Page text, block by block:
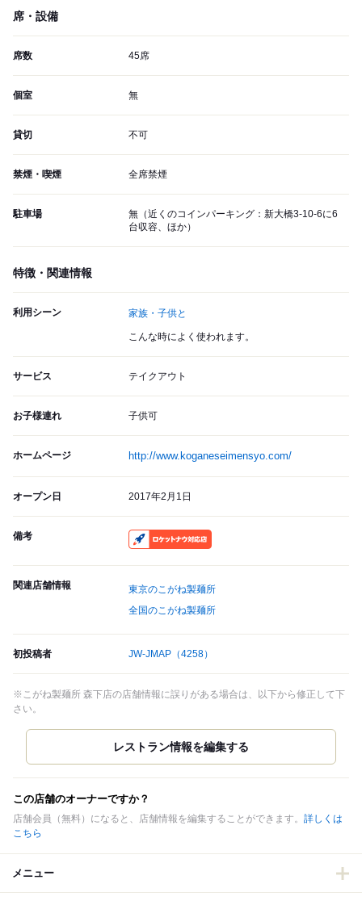
席・設備
席数 45席
個室 無
貸切 不可
禁煙・喫煙 全席禁煙
駐車場
無（近くのコインパーキング：新大橋3-10-6に6
台収容、ほか）
特徴・関連情報
利用シーン 家族・子供と
こんな時によく使われます。
サービス テイクアウト
お子様連れ 子供可
ホームページ http://www.koganeseimensyo.com/
オープン日 2017年2月1日
備考
関連店舗情報
東京のこがね製麺所
全国のこがね製麺所
初投稿者 JW-JMAP （4258）
※こがね製麺所 森下店の店舗情報に誤りがある場合は、以下から修正して下
さい。
この店舗のオーナーですか？
店舗会員（無料）になると、店舗情報を編集することができます。 詳しくは
こちら
メニュー